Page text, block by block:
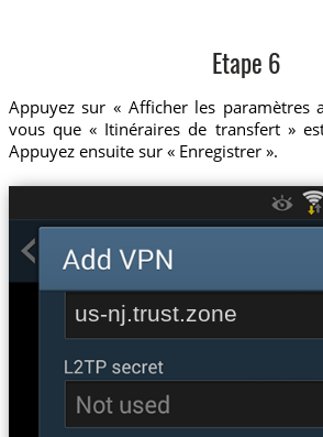
Etape 6
Appuyez sur « Afficher les paramètres
vous que « Itinéraires de transfert »
Appuyez ensuite sur « Enregistrer ».
us-nj.trust.zone